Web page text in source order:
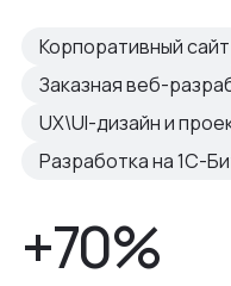
Корпоративный сайт
Заказная веб-
UX\UI-дизайн и
Разработка на 1С-
+70%